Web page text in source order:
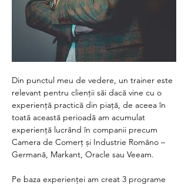
Din punctul meu de vedere, un trainer este
relevant pentru clienții săi dacă vine cu o
experiență practică din piață, de aceea în
toată această perioadă am acumulat
experiență lucrând în companii precum
Camera de Comerț și Industrie Româno –
Germană, Markant, Oracle sau Veeam.
Pe baza experienței am creat 3 programe